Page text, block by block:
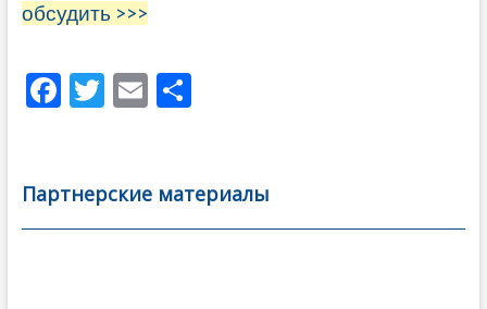
обсудить >>>
F
b
o
T
er
E
l
О
а
в
Партнерские материалы